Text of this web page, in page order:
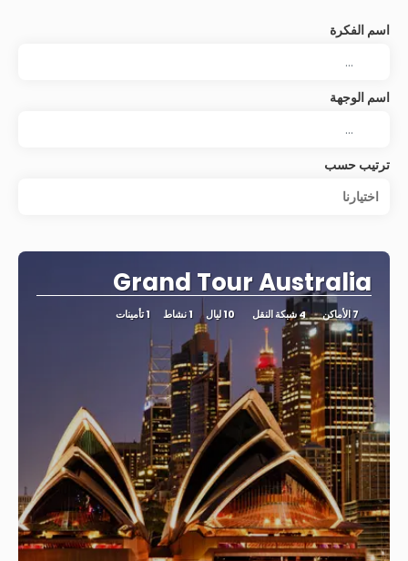
اسم الفكرة
اسم الوجهة
ترتيب حسب
اختيارنا
Grand Tour Australia
7 الأماكن 4 شبكة النقل 10 ليال 1 نشاط 1 تأمينات